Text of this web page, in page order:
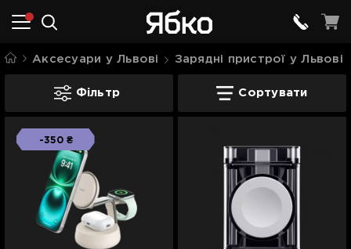
Аксесуари у Львові Зарядні пристрої у Львові
Зарядні пристрої для Apple Watch у
Фільтр Сортувати
-350 ₴